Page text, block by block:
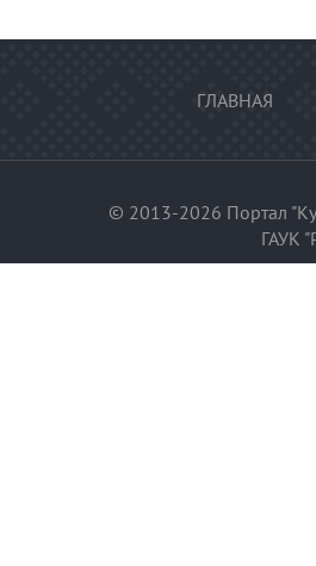
ГЛАВНАЯ
© 2013-2026 Портал
ГАУК